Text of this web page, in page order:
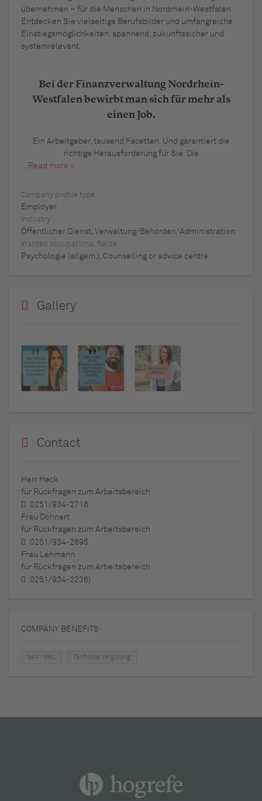
übernehmen – für die Menschen in Nordrhein-Westfalen.
Entdecken Sie vielseitige Berufsbilder und umfangreiche
Einstiegsmöglichkeiten: spannend, zukunftssicher und
systemrelevant.
Bei der Finanzverwaltung Nordrhein-
Westfalen bewirbt man sich für mehr als
einen Job.
Ein Arbeitgeber, tausend Facetten. Und garantiert die
richtige Herausforderung für Sie: Die
... Read more »
Company profile type
Employer
Industry
Öffentlicher Dienst, Verwaltung/Behörden/Administration
Wanted occupational fields
Psychologie (allgem.), Counselling or advice centre
Gallery
Contact
Herr Heck
für Rückfragen zum Arbeitsbereich
0251/934-2716
Frau Döhnert
für Rückfragen zum Arbeitsbereich
0251/934-2695
Frau Lehmann
für Rückfragen zum Arbeitsbereich
0251/934-2236)
COMPANY BENEFITS
bAV / VWL Tarifliche Vergütung